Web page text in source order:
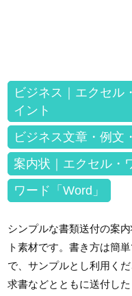
ビジネス｜エクセル
イント
ビジネス文章・例文
案内状｜エクセル・
ワード「Word」
シンプルな書類送付の案
ト素材です。書き方は簡
で、サンプルとし利用く
求書などとともに送付し